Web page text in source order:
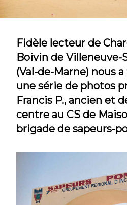
Fidèle lecteur de
Boivin de Villeneuve-
(Val-de-Marne) nous
une série de photos
Francis P., ancien et
centre au CS de
brigade de sapeurs-